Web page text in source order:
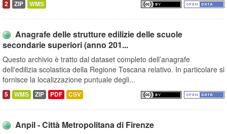
2 ZIP WMS
Anagrafe delle strutture edilizie delle scuole
secondarie superiori (anno 201...
Questo archivio è tratto dal dataset completo dell’anagrafe
dell'edilizia scolastica della Regione Toscana relativo. In particolare si
fornisce la localizzazione puntuale degli...
5 WMS ZIP PDF CSV
Anpil - Città Metropolitana di Firenze